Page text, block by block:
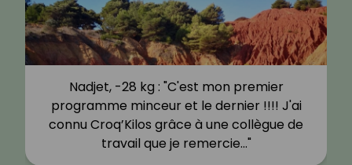
Nadjet, -28 kg : "C'est mon premier
programme minceur et le dernier !!!! J'ai
connu Croq’Kilos grâce à une collègue de
travail que je remercie…"